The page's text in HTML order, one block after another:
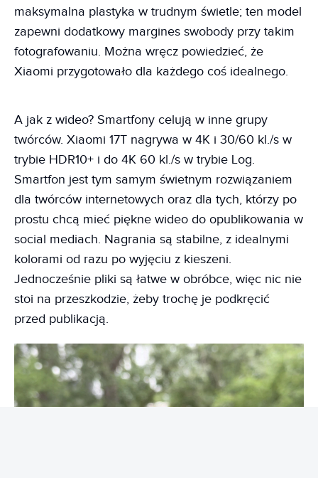
maksymalna plastyka w trudnym świetle; ten model
zapewni dodatkowy margines swobody przy takim
fotografowaniu. Można wręcz powiedzieć, że
Xiaomi przygotowało dla każdego coś idealnego.
A jak z wideo? Smartfony celują w inne grupy
twórców. Xiaomi 17T nagrywa w 4K i 30/60 kl./s w
trybie HDR10+ i do 4K 60 kl./s w trybie Log.
Smartfon jest tym samym świetnym rozwiązaniem
dla twórców internetowych oraz dla tych, którzy po
prostu chcą mieć piękne wideo do opublikowania w
social mediach. Nagrania są stabilne, z idealnymi
kolorami od razu po wyjęciu z kieszeni.
Jednocześnie pliki są łatwe w obróbce, więc nic nie
stoi na przeszkodzie, żeby trochę je podkręcić
przed publikacją.